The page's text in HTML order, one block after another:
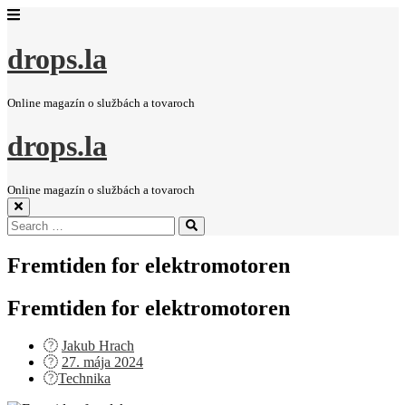
drops.la
Online magazín o službách a tovaroch
drops.la
Online magazín o službách a tovaroch
Search
for:
Search
Fremtiden for elektromotoren
Fremtiden for elektromotoren
Jakub Hrach
Posted
on
27. mája 2024
Technika